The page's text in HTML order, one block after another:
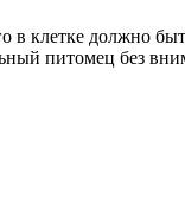
клетке должно
питомец без